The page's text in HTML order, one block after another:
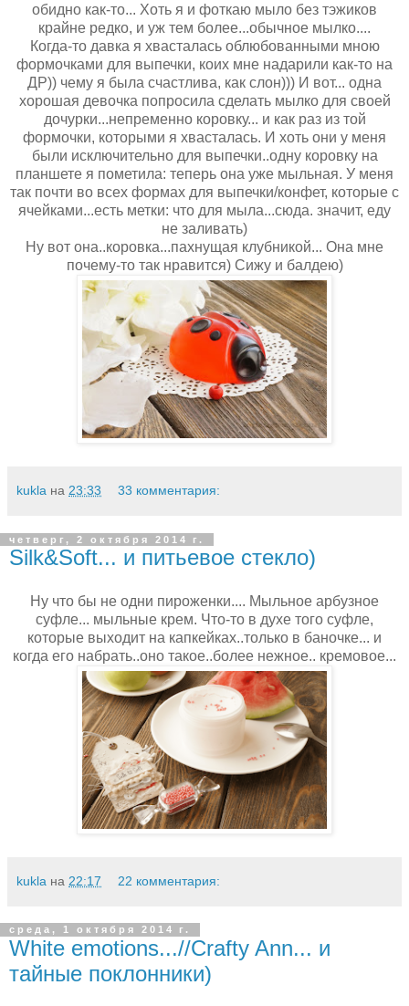
обидно как-то... Хоть я и фоткаю мыло без тэжиков
крайне редко, и уж тем более...обычное мылко....
Когда-то давка я хвасталась облюбованными мною
формочками для выпечки, коих мне надарили как-то на
ДР)) чему я была счастлива, как слон))) И вот... одна
хорошая девочка попросила сделать мылко для своей
дочурки...непременно коровку... и как раз из той
формочки, которыми я хвасталась. И хоть они у меня
были исключительно для выпечки..одну коровку на
планшете я пометила: теперь она уже мыльная. У меня
так почти во всех формах для выпечки/конфет, которые с
ячейками...есть метки: что для мыла...сюда. значит, еду
не заливать)
Ну вот она..коровка...пахнущая клубникой... Она мне
почему-то так нравится) Сижу и балдею)
kukla на 23:33 33 комментария:
четверг, 2 октября 2014 г.
Silk&Soft... и питьевое стекло)
Ну что бы не одни пироженки.... Мыльное арбузное
суфле... мыльные крем. Что-то в духе того суфле,
которые выходит на капкейках..только в баночке... и
когда его набрать..оно такое..более нежное.. кремовое...
kukla на 22:17 22 комментария:
среда, 1 октября 2014 г.
White emotions...//Crafty Ann... и
тайные поклонники)